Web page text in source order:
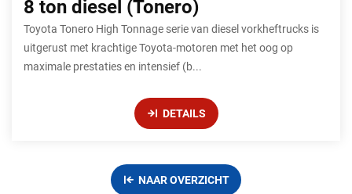
8 ton diesel (Tonero)
Toyota Tonero High Tonnage serie van diesel vorkheftrucks is
uitgerust met krachtige Toyota-motoren met het oog op
maximale prestaties en intensief (b...
DETAILS
NAAR OVERZICHT